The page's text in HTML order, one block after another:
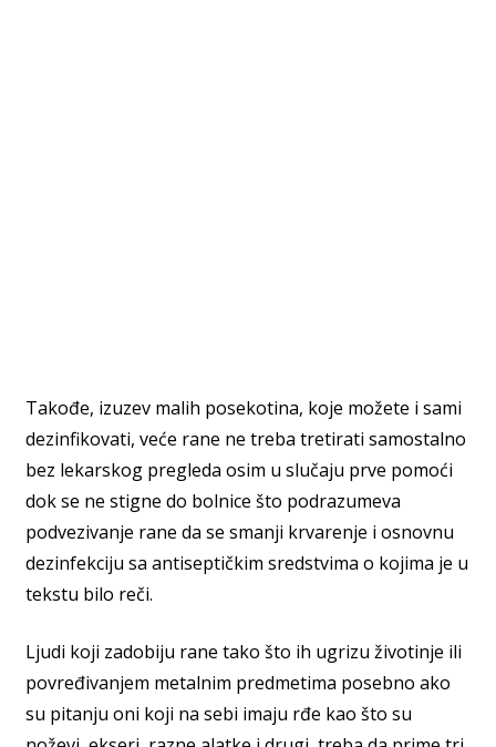
Takođe, izuzev malih posekotina, koje možete i sami
dezinfikovati, veće rane ne treba tretirati samostalno
bez lekarskog pregleda osim u slučaju prve pomoći
dok se ne stigne do bolnice što podrazumeva
podvezivanje rane da se smanji krvarenje i osnovnu
dezinfekciju sa antiseptičkim sredstvima o kojima je u
tekstu bilo reči.
Ljudi koji zadobiju rane tako što ih ugrizu životinje ili
povređivanjem metalnim predmetima posebno ako
su pitanju oni koji na sebi imaju rđe kao što su